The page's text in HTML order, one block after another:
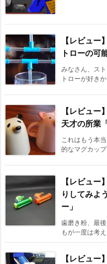
【レビュ
トローの可
みなさん、ス
トローが好き
【レビュー
天才の所業
これはもう本
的なマグカッ
【レビュー
りしてみよ
ー」
歯磨き粉、最
もが一度は考
【レビュ